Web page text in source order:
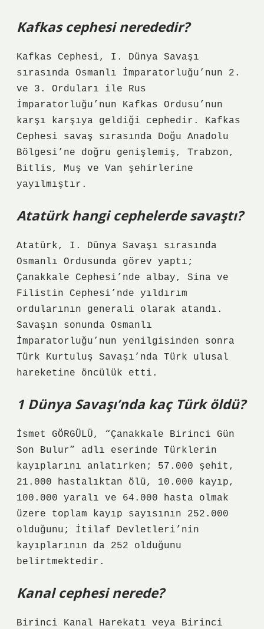
Kafkas cephesi nerededir?
Kafkas Cephesi, I. Dünya Savaşı
sırasında Osmanlı İmparatorluğu’nun 2.
ve 3. Orduları ile Rus
İmparatorluğu’nun Kafkas Ordusu’nun
karşı karşıya geldiği cephedir. Kafkas
Cephesi savaş sırasında Doğu Anadolu
Bölgesi’ne doğru genişlemiş, Trabzon,
Bitlis, Muş ve Van şehirlerine
yayılmıştır.
Atatürk hangi cephelerde savaştı?
Atatürk, I. Dünya Savaşı sırasında
Osmanlı Ordusunda görev yaptı;
Çanakkale Cephesi’nde albay, Sina ve
Filistin Cephesi’nde yıldırım
ordularının generali olarak atandı.
Savaşın sonunda Osmanlı
İmparatorluğu’nun yenilgisinden sonra
Türk Kurtuluş Savaşı’nda Türk ulusal
hareketine öncülük etti.
1 Dünya Savaşı’nda kaç Türk öldü?
İsmet GÖRGÜLÜ, “Çanakkale Birinci Gün
Son Bulur” adlı eserinde Türklerin
kayıplarını anlatırken; 57.000 şehit,
21.000 hastalıktan ölü, 10.000 kayıp,
100.000 yaralı ve 64.000 hasta olmak
üzere toplam kayıp sayısının 252.000
olduğunu; İtilaf Devletleri’nin
kayıplarının da 252 olduğunu
belirtmektedir.
Kanal cephesi nerede?
Birinci Kanal Harekatı veya Birinci